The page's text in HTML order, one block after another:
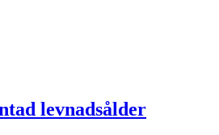
levnadsålder